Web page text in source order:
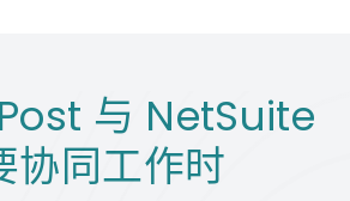
与 NetSuite
协同工作时